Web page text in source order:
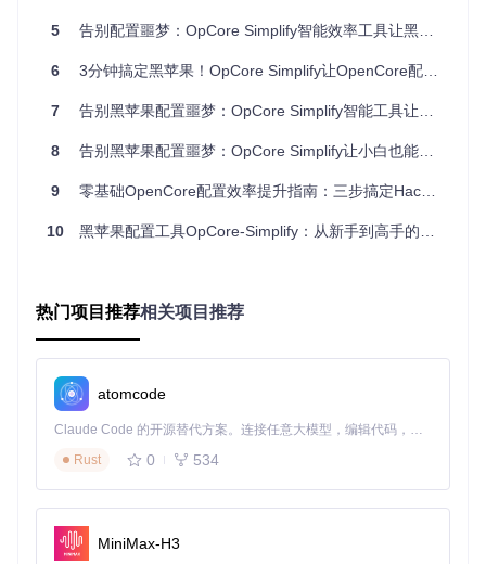
自动化硬件识别引擎
工具内置的硬件扫描模块能自动识别并验证关键组件信息，避
告，Linux/macOS用户则可导入在Windows系统生成的报告文
OpCore Simplify硬件报告选择界面，支持一键生成或导入系
统硬件信息，为配置提供精准数据基础
智能兼容性分析系统
议，有限支持组件则提示需额外配置的项目，让用户提前了解
OpCore Simplify硬件兼容性检查界面，直观显示CPU、显卡
等核心组件的macOS支持情况，提前预警潜在问题
件。
5 告别配置噩梦：OpCore Simplify智能效率工具让黑苹果EFI自动生成像搭积木一样简单
6 3分钟搞定黑苹果！OpCore Simplify让OpenCore配置小白变大神
7 告别黑苹果配置噩梦：OpCore Simplify智能工具让零基础用户也能轻松搭建稳定系统
8 告别黑苹果配置噩梦：OpCore Simplify让小白也能搞定EFI
9 零基础OpenCore配置效率提升指南：三步搞定Hackintosh工具避坑指南
10 黑苹果配置工具OpCore-Simplify：从新手到高手的实战指南
热门项目推荐相关项目推荐
atomcode
Claude Code 的开源替代方案。连接任意大模型，编辑代码，运行命令，自动验证 — 全自动执行。用 Rust 构建，极致性能。 ｜ An open-source alternative to Claude Code. Connect any LLM, edit code, run commands, and verify changes — autonomously. Built in Rust for speed. Get Started
Rust
0 534
MiniMax-H3